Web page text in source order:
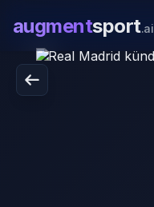
augmentsport.ai